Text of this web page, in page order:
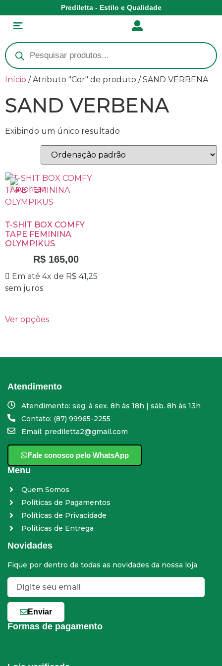
Prediletta - Estilo e Qualidade
Início / Atributo "Cor" de produto / SAND VERBENA
SAND VERBENA
Exibindo um único resultado
T-SHIT BOX COMFY
TAPE FEMININA
OLYMPIKUS
R$165,00
Em até 4x de R$ 41,25
sem juros
Ver opções
Atendimento
Atendimento: seg. à sex. 8h às 18h | sáb. 8h às 13h
Contato: (87) 99965-2255
Email: prediletta2@gmail.com
Fale conosco pelo WhatsApp
Menu
Quem Somos
Políticas de Pagamentos
Políticas de Privacidade
Políticas de Entrega
Novidades
Fique por dentro de todas as novidades da nossa loja
Enviar
Formas de pagamento